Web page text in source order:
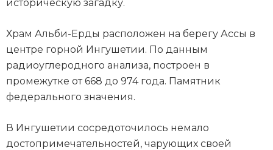
историческую загадку.
Храм Альби-Ерды расположен на берегу Ассы в
центре горной Ингушетии. По данным
радиоуглеродного анализа, построен в
промежутке от 668 до 974 года. Памятник
федерального значения.
В Ингушетии сосредоточилось немало
достопримечательностей, чарующих своей